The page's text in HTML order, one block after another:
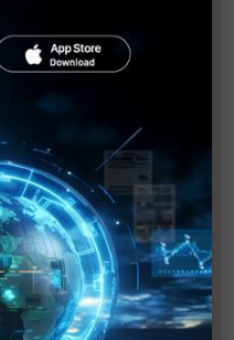
美冷戰變局 AI需求成
發酵 手機、通訊、XR
與AI需求下 IT供應鏈